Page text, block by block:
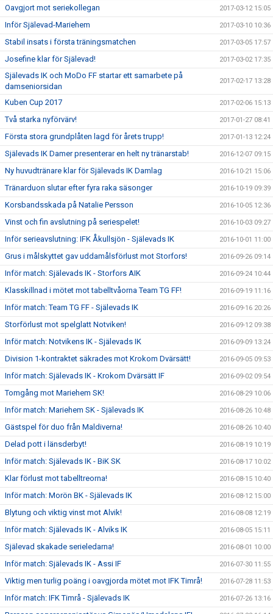
Oavgjort mot seriekollegan 2017-03-12 15:05
Inför Själevad-Mariehem 2017-03-10 10:36
Stabil insats i första träningsmatchen 2017-03-05 17:57
Josefine klar för Själevad! 2017-03-02 17:35
Själevads IK och MoDo FF startar ett samarbete på
damseniorsidan
2017-02-17 13:28
Kuben Cup 2017 2017-02-06 15:13
Två starka nyförvärv! 2017-01-27 08:41
Första stora grundplåten lagd för årets trupp! 2017-01-13 12:24
Själevads IK Damer presenterar en helt ny tränarstab! 2016-12-07 09:15
Ny huvudtränare klar för Själevads IK Damlag 2016-10-21 15:06
Tränarduon slutar efter fyra raka säsonger 2016-10-19 09:39
Korsbandsskada på Natalie Persson 2016-10-05 12:36
Vinst och fin avslutning på seriespelet! 2016-10-03 09:27
Inför serieavslutning: IFK Åkullsjön - Själevads IK 2016-10-01 11:00
Grus i målskyttet gav uddamålsförlust mot Storfors! 2016-09-26 09:14
Inför match: Själevads IK - Storfors AIK 2016-09-24 10:44
Klasskillnad i mötet mot tabelltvåorna Team TG FF! 2016-09-19 11:16
Inför match: Team TG FF - Själevads IK 2016-09-16 20:26
Storförlust mot spelglatt Notviken! 2016-09-12 09:38
Inför match: Notvikens IK - Själevads IK 2016-09-09 13:24
Division 1-kontraktet säkrades mot Krokom Dvärsätt! 2016-09-05 09:53
Inför match: Själevads IK - Krokom Dvärsätt IF 2016-09-02 09:54
Tomgång mot Mariehem SK! 2016-08-29 10:06
Inför match: Mariehem SK - Själevads IK 2016-08-26 10:48
Gästspel för duo från Maldiverna! 2016-08-26 10:40
Delad pott i länsderbyt! 2016-08-19 10:19
Inför match: Själevads IK - BiK SK 2016-08-17 10:02
Klar förlust mot tabelltreorna! 2016-08-15 10:40
Inför match: Morön BK - Själevads IK 2016-08-12 15:00
Blytung och viktig vinst mot Alvik! 2016-08-08 12:19
Inför match: Själevads IK - Alviks IK 2016-08-05 15:11
Själevad skakade serieledarna! 2016-08-01 10:00
Inför match: Själevads IK - Assi IF 2016-07-30 11:55
Viktig men turlig poäng i oavgjorda mötet mot IFK Timrå! 2016-07-28 11:53
Inför match: IFK Timrå - Själevads IK 2016-07-26 13:16